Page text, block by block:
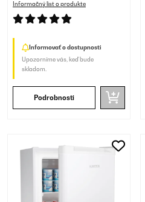
Informačný list o produkte
Informovať o dostupnosti
Upozorníme vás, keď bude
skladom.
Podrobnosti